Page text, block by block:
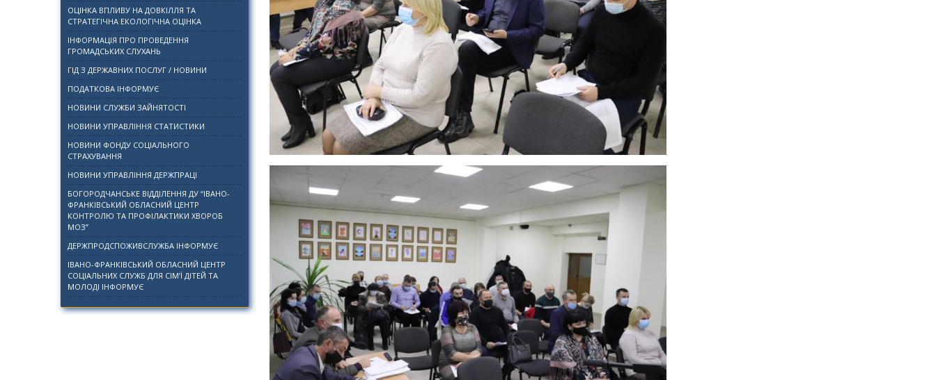
ОЦІНКА ВПЛИВУ НА ДОВКІЛЛЯ ТА
СТРАТЕГІЧНА ЕКОЛОГІЧНА ОЦІНКА
ІНФОРМАЦІЯ ПРО ПРОВЕДЕННЯ
ГРОМАДСЬКИХ СЛУХАНЬ
ГІД З ДЕРЖАВНИХ ПОСЛУГ / НОВИНИ
ПОДАТКОВА ІНФОРМУЄ
НОВИНИ СЛУЖБИ ЗАЙНЯТОСТІ
НОВИНИ УПРАВЛІННЯ СТАТИСТИКИ
НОВИНИ ФОНДУ СОЦІАЛЬНОГО
СТРАХУВАННЯ
НОВИНИ УПРАВЛІННЯ ДЕРЖПРАЦІ
БОГОРОДЧАНСЬКЕ ВІДДІЛЕННЯ ДУ “ІВАНО-
ФРАНКІВСЬКИЙ ОБЛАСНИЙ ЦЕНТР
КОНТРОЛЮ ТА ПРОФІЛАКТИКИ ХВОРОБ
МОЗ”
ДЕРЖПРОДСПОЖИВСЛУЖБА ІНФОРМУЄ
ІВАНО-ФРАНКІВСЬКИЙ ОБЛАСНИЙ ЦЕНТР
СОЦІАЛЬНИХ СЛУЖБ ДЛЯ СІМ’Ї ДІТЕЙ ТА
МОЛОДІ ІНФОРМУЄ